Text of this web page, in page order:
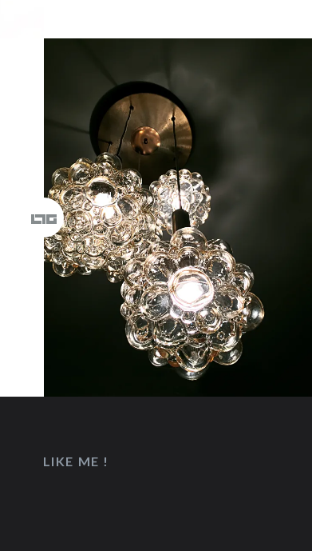
LIKE ME !